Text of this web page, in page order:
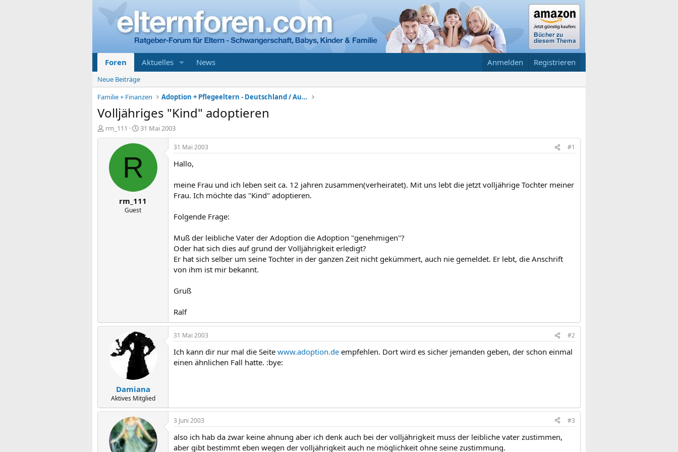
Foren Aktuelles News Anmelden Registrieren
Neue Beiträge
Familie + Finanzen
Adoption + Pflegeeltern - Deutschland / Ausland
Volljähriges "Kind" adoptieren
E
r
rm_111
E
r
s
e
l
t
a
m
31 Mai 2003
R
rm_111
Guest
31 Mai 2003 #1
Hallo,
meine Frau und ich leben seit ca. 12 jahren zusammen(verheiratet). Mit uns lebt die jetzt volljährige Tochter meiner
Frau. Ich möchte das "Kind" adoptieren.
Folgende Frage:
Muß der leibliche Vater der Adoption die Adoption "genehmigen"?
Oder hat sich dies auf grund der Volljährigkeit erledigt?
Er hat sich selber um seine Tochter in der ganzen Zeit nicht gekümmert, auch nie gemeldet. Er lebt, die Anschrift
von ihm ist mir bekannt.
Gruß
Ralf
Damiana
Aktives Mitglied
31 Mai 2003 #2
Ich kann dir nur mal die Seite www.adoption.de empfehlen. Dort wird es sicher jemanden geben, der schon einmal
einen ähnlichen Fall hatte. :bye:
3 Juni 2003 #3
also ich hab da zwar keine ahnung aber ich denk auch bei der volljährigkeit muss der leibliche vater zustimmen,
aber gibt bestimmt eben wegen der volljährigkeit auch ne möglichkeit ohne seine zustimmung.